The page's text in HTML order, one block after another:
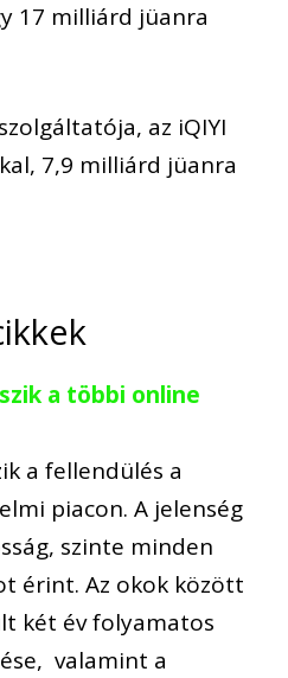
17 milliárd jüanra
az iQIYI
7,9 milliárd jüanra
a többi online
a fellendülés a
piacon. A jelenség
szinte minden
érint. Az okok között
két év folyamatos
valamint a